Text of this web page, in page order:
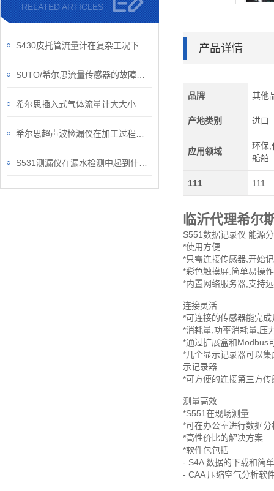
RELATED ARTICLES
产品详情
品牌 其他
产地类别 进口
应用领域
环保,
船舶
111 111
临沂代理希尔
S551数据记录仪 能源
*使用方便
*只需连接传感器,开始
*彩色触摸屏,简单易操作
*内置网络服务器,支持
连接灵活
*可连接的传感器能完
*消耗量,功率消耗量,压
*通过扩展盒和Modbus
*几个显示记录器可以
示记录器
*可方便的连接第三方传
测量高效
*S551在现场测量
*可在办公室进行数据分
*高性价比的解决方案
*软件包包括
- S4A 数据的下载和简
- CAA 压缩空气分析软